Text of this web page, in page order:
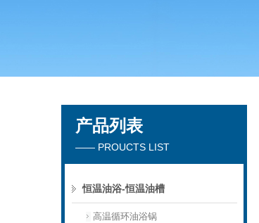
产品列表
—— PROUCTS LIST
恒温油浴-恒温油槽
高温循环油浴锅